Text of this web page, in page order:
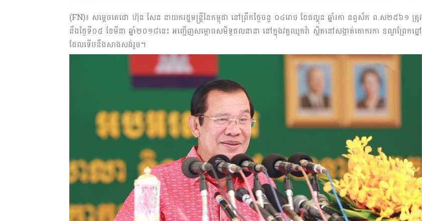
ប្រតិកម្ម
(FN)៖ សម្តេចតេជោ ហ៊ុន សែន នាយករដ្ឋមន្ត្រីនៃកម្ពុជា នៅព្រឹកថ្ងៃចន្ទ ០៤រោច ខែផល្គុន ឆ្នាំរកា នព្វស័ក ព.ស២៥៦១ ត្រូវ
នឹងថ្ងៃទី០៥ ខែមីនា ឆ្នាំ២០១៨នេះ អញ្ជើញសម្ពោធសមិទ្ធផលនានា នៅក្នុងវត្តឈូកវ៉ា ស្ថិតនៅសង្កាត់គោករកា ខណ្ឌព្រែកព្នៅ
ដែលទើបនឹងសាងសង់រួច។